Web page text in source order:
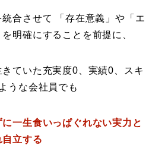
統合させて 「存在意義」や「エ
明確にすることを前提に、
ていた充実度0、実績0、スキ
うな会社員でも
に一生食いっぱぐれない実力と
立する